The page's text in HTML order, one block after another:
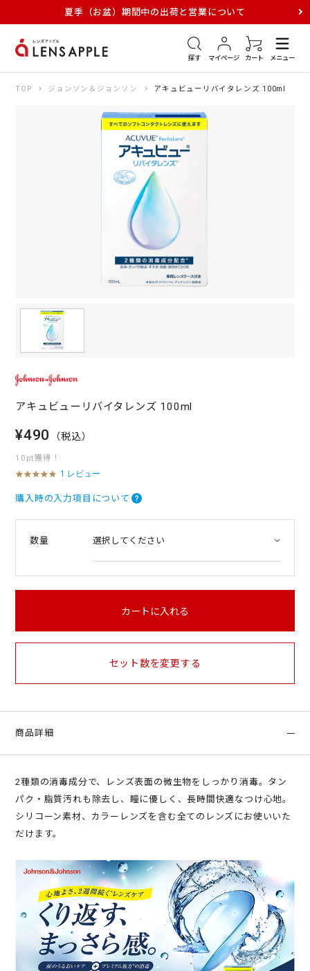
夏季（お盆）期間中の出荷と営業について
探す マイページ カート メニュー
アキュビュー メダリスト メガネ
TOP ジョンソン＆ジョンソン アキュビューリバイタレンズ 100ml
アキュビューリバイタレンズ 100ml
¥490 （税込）
10pt獲得！
5
0
t
i
1 レビュー
購入時の入力項目について
数量
カートに入れる
セット数を変更する
商品詳細
2種類の消毒成分で、レンズ表面の微生物をしっかり消毒。タン
パク・脂質汚れも除去し、瞳に優しく、長時間快適なつけ心地。
シリコーン素材、カラーレンズを含む全てのレンズにお使いいた
だけます。